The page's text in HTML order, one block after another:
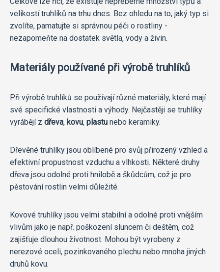
velikostí truhlíků na trhu dnes. Bez ohledu na to, jaký typ si
zvolíte, pamatujte si správnou péči o rostliny -
nezapomeňte na dostatek světla, vody a živin.
Materiály používané při výrobě truhlíků
Při výrobě truhlíků se používají různé materiály, které mají
své specifické vlastnosti a výhody. Nejčastěji se truhlíky
vyrábějí z dřeva, kovu, plastu nebo keramiky.
Dřevěné truhlíky jsou oblíbené pro svůj přirozený vzhled a
efektivní propustnost vzduchu a vlhkosti. Některé druhy
dřeva jsou odolné proti hnilobě a škůdcům, což je pro
pěstování rostlin velmi důležité.
Kovové truhlíky jsou velmi stabilní a odolné proti vnějším
vlivům jako je např. poškození sluncem či deštěm, což
zajišťuje dlouhou životnost. Mohou být vyrobeny z
nerezové oceli, pozinkovaného plechu nebo mnoha jiných
druhů kovu.